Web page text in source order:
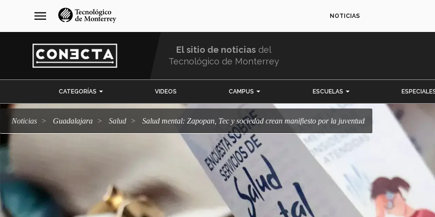
navegación
principal
menu NOTICIAS
El sitio de noticias del
Tecnológico de Monterrey
CATEGORÍAS VIDEOS CAMPUS ESCUELAS
Noticias Guadalajara salud Salud mental: Zapopan, Tec y sociedad crean manifiesto por la juventud